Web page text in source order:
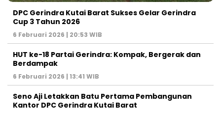
DPC Gerindra Kutai Barat Sukses Gelar Gerindra
Cup 3 Tahun 2026
6 Februari 2026 | 20:53 WIB
HUT ke-18 Partai Gerindra: Kompak, Bergerak dan
Berdampak
6 Februari 2026 | 13:41 WIB
Seno Aji Letakkan Batu Pertama Pembangunan
Kantor DPC Gerindra Kutai Barat